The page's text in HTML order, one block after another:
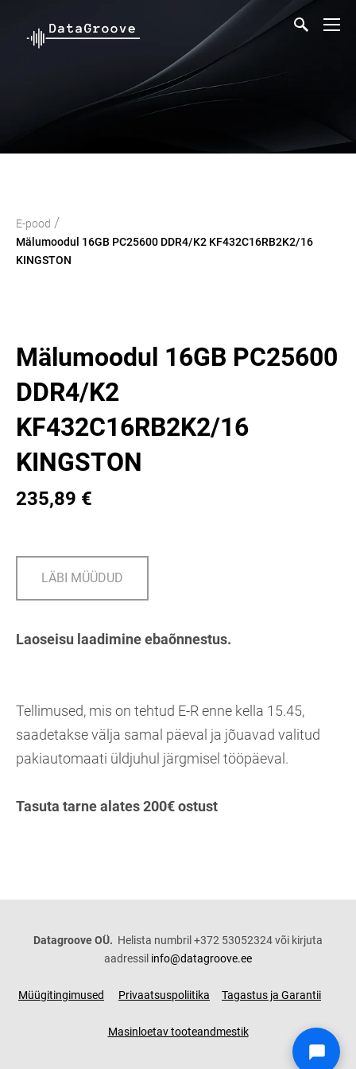
E-pood /
Mälumoodul 16GB PC25600 DDR4/K2 KF432C16RB2K2/16
KINGSTON
Mälumoodul 16GB PC25600
DDR4/K2
KF432C16RB2K2/16
KINGSTON
235,89 €
LÄBI MÜÜDUD
Laoseisu laadimine ebaõnnestus.
Tellimused, mis on tehtud E-R enne kella 15.45,
saadetakse välja samal päeval ja jõuavad valitud
pakiautomaati üldjuhul järgmisel tööpäeval.
Tasuta tarne alates 200€ ostust
Datagroove OÜ. Helista numbril +372 53052324 või kirjuta
aadressil info@datagroove.ee
Müügitingimused Privaatsuspoliitika Tagastus ja Garantii
Masinloetav tooteandmestik